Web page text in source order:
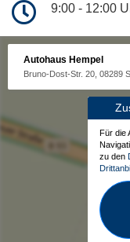
9:00 - 12:00
Autohaus Hempel
Bruno-Dost-Str. 20, 08289
Für die
zu den